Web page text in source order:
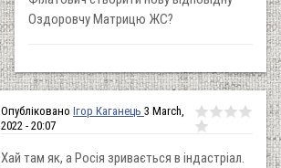
Оздоровчу Матрицю ЖС?
Опубліковано Ігор Каганець 3 March,
2022 - 20:07
Хай там як, а Росія зривається в індастріал.